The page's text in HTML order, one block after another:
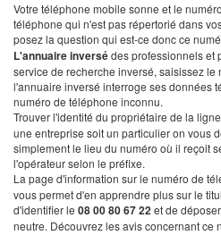
Votre téléphone mobile sonne et le
téléphone qui n'est pas répertorié dans
posez la question qui est-ce donc ce
L'annuaire inversédes professionnels et
service de recherche inversé, saisissez
l'annuaire inversé interroge ses données
numéro de téléphone inconnu.
Trouver l'identité du propriétaire de la
une entreprise soit un particulier on vous
simplement le lieu du numéro où il reçoit
l'opérateur selon le préfixe.
La page d'information sur le numéro de
vous permet d'en apprendre plus sur le
d'identifier le 08 00 80 67 22et de
neutre. Découvrez les avis concernant ce